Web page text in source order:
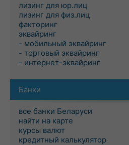
лизинг для юр.лиц
лизинг для физ.лиц
факторинг
эквайринг
- мобильный эквайринг
- торговый эквайринг
- интернет-эквайринг
Банки
все банки Беларуси
найти на карте
курсы валют
кредитный калькулятор